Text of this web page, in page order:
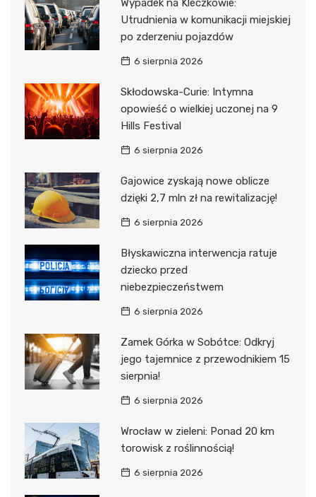
Wypadek na Kleczkowie:
Utrudnienia w komunikacji miejskiej
po zderzeniu pojazdów
6 sierpnia 2026
Skłodowska-Curie: Intymna
opowieść o wielkiej uczonej na 9
Hills Festival
6 sierpnia 2026
Gajowice zyskają nowe oblicze
dzięki 2,7 mln zł na rewitalizację!
6 sierpnia 2026
Błyskawiczna interwencja ratuje
dziecko przed
niebezpieczeństwem
6 sierpnia 2026
Zamek Górka w Sobótce: Odkryj
jego tajemnice z przewodnikiem 15
sierpnia!
6 sierpnia 2026
Wrocław w zieleni: Ponad 20 km
torowisk z roślinnością!
6 sierpnia 2026